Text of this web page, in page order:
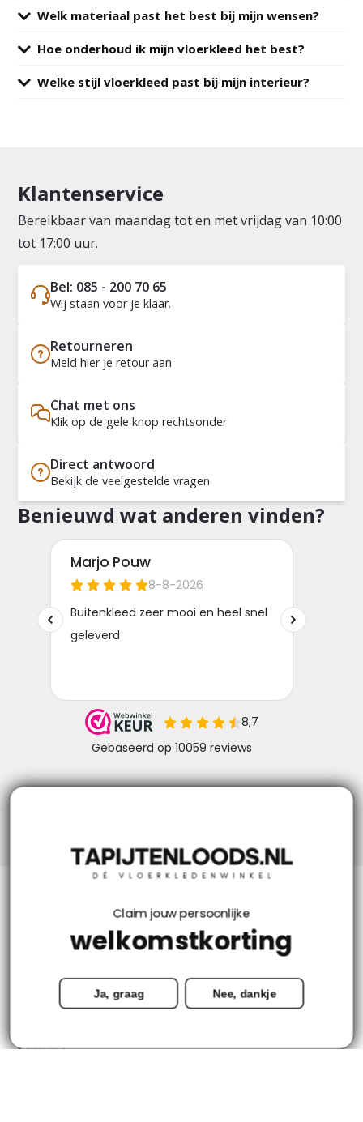
Welk materiaal past het best bij mijn wensen?
Hoe onderhoud ik mijn vloerkleed het best?
Welke stijl vloerkleed past bij mijn interieur?
Klantenservice
Bereikbaar van maandag tot en met vrijdag van 10:00
tot 17:00 uur.
Bel: 085 - 200 70 65
Wij staan voor je klaar.
Retourneren
Meld hier je retour aan
Chat met ons
Klik op de gele knop rechtsonder
Direct antwoord
Bekijk de veelgestelde vragen
Benieuwd wat anderen vinden?
Mijn account
Categorieën
Contact
Claim jouw persoonlijke
welkomstkorting
Ja, graag Nee, dankje